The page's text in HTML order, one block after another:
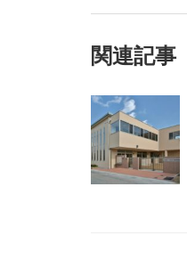
関連記事